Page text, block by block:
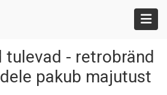
tulevad - retrobränd
pakub majutust